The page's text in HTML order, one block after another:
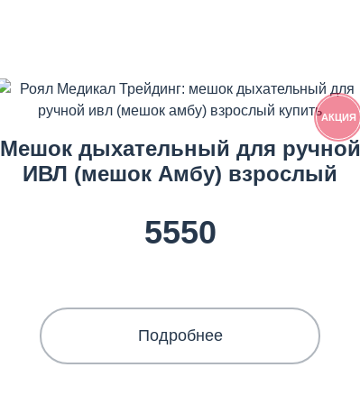
АКЦИЯ
Мешок дыхательный для ручной
ИВЛ (мешок Амбу) взрослый
5550
Подробнее